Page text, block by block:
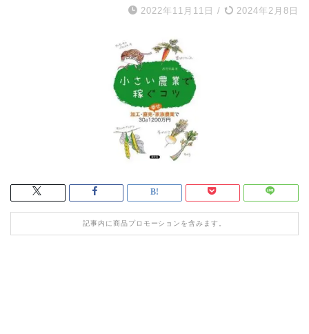
2022年11月11日 / 2024年2月8日
記事内に商品プロモーションを含みます。